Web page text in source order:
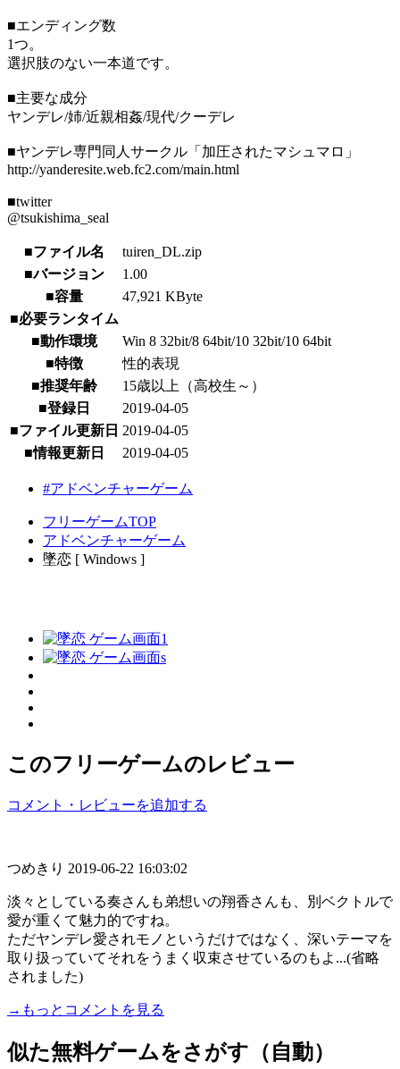
■エンディング数
1つ。
選択肢のない一本道です。
■主要な成分
ヤンデレ/姉/近親相姦/現代/クーデレ
■ヤンデレ専門同人サークル「加圧されたマシュマロ」
http://yanderesite.web.fc2.com/main.html
■twitter
@tsukishima_seal
■ファイル名
tuiren_DL.zip
■バージョン
1.00
■容量
47,921 KByte
■必要ランタイム
■動作環境
Win 8 32bit/8 64bit/10 32bit/10 64bit
■特徴
性的表現
■推奨年齢
15歳以上（高校生～）
■登録日
2019-04-05
■ファイル更新日 2019-04-05
■情報更新日
2019-04-05
#アドベンチャーゲーム
フリーゲームTOP
アドベンチャーゲーム
墜恋 [ Windows ]
このフリーゲームのレビュー
コメント・レビューを追加する
つめきり 2019-06-22 16:03:02
淡々としている奏さんも弟想いの翔香さんも、別ベクトルで
愛が重くて魅力的ですね。
ただヤンデレ愛されモノというだけではなく、深いテーマを
取り扱っていてそれをうまく収束させているのもよ...(省略
されました)
→もっとコメントを見る
似た無料ゲームをさがす（自動）